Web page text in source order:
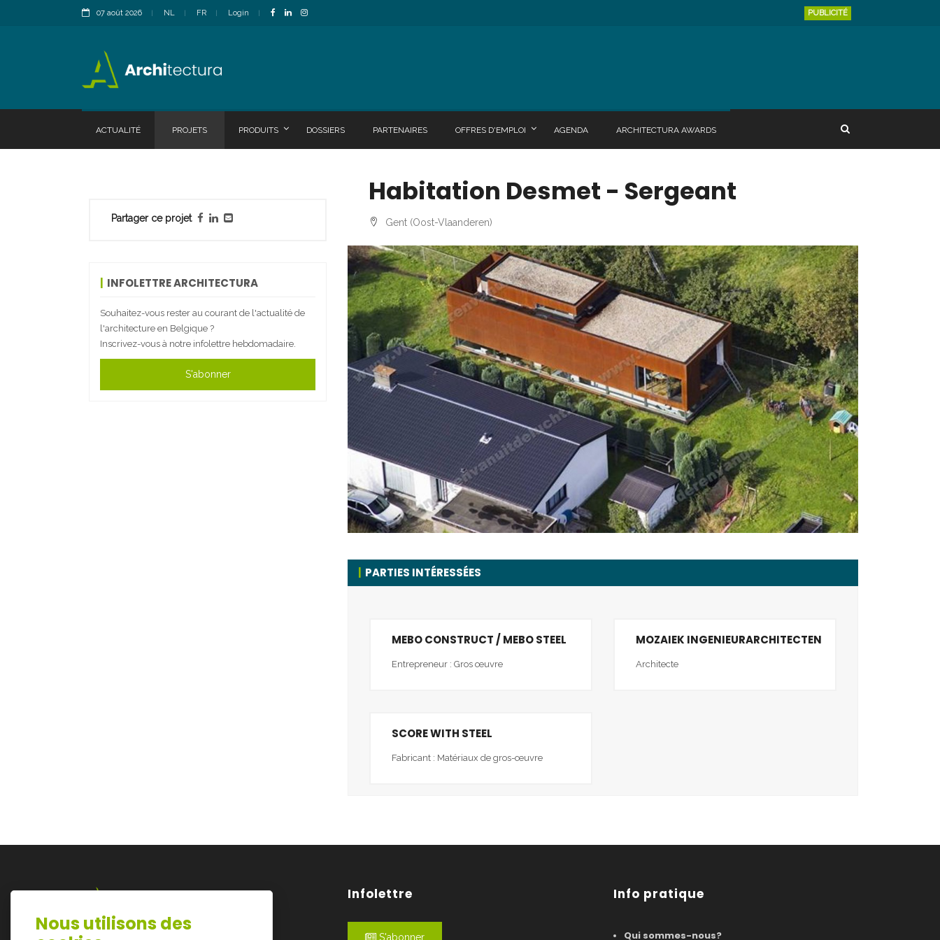
07 août 2026 NL FR Login PUBLICITÉ
ACTUALITÉ PROJETS PRODUITS DOSSIERS PARTENAIRES OFFRES D'EMPLOI AGENDA ARCHITECTURA AWARDS
Partager ce projet
INFOLETTRE ARCHITECTURA
Souhaitez-vous rester au courant de l'actualité de
l'architecture en Belgique ?
Inscrivez-vous à notre infolettre hebdomadaire.
S'abonner
Habitation Desmet - Sergeant
Gent (Oost-Vlaanderen)
PARTIES INTÉRESSÉES
MEBO CONSTRUCT / MEBO STEEL
Entrepreneur : Gros œuvre
MOZAIEK INGENIEURARCHITECTEN
Architecte
SCORE WITH STEEL
Fabricant : Matériaux de gros-œuvre
Lazarijstraat 168
Infolettre
S'abonner
Info pratique
Qui sommes-nous?
Nous utilisons des